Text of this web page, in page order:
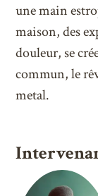
une main
maison, des
douleur, se
commun, le
metal.